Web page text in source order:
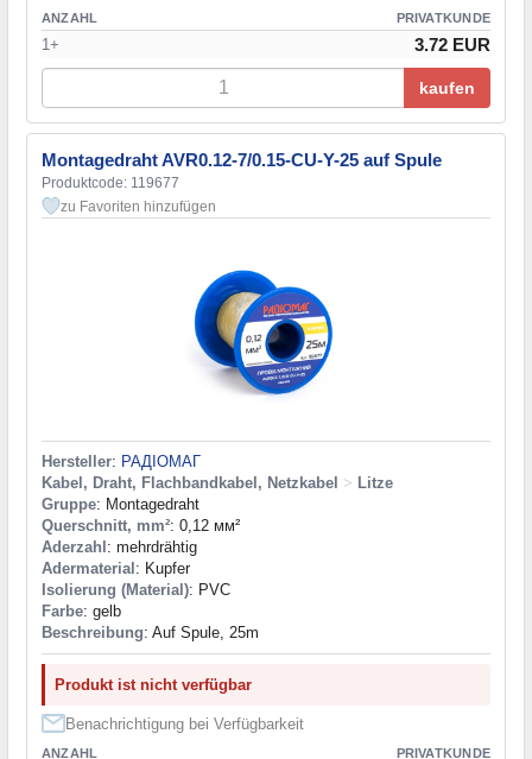
ANZAHL PRIVATKUNDE
1+ 3.72 EUR
kaufen
Montagedraht AVR0.12-7/0.15-CU-Y-25 auf Spule
Produktcode: 119677
zu Favoriten hinzufügen
Hersteller: РАДІОМАГ
Kabel, Draht, Flachbandkabel, Netzkabel > Litze
Gruppe: Montagedraht
Querschnitt, mm²: 0,12 мм²
Aderzahl : mehrdrähtig
Adermaterial : Kupfer
Isolierung (Material): PVC
Farbe: gelb
Beschreibung: Auf Spule, 25m
Produkt ist nicht verfügbar
Benachrichtigung bei Verfügbarkeit
ANZAHL PRIVATKUNDE